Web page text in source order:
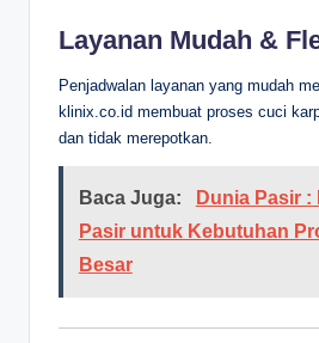
Layanan Mudah &
Penjadwalan layanan yang mudah
klinix.co.id membuat proses cuci
dan tidak merepotkan.
Baca Juga:
Dunia Pasir
Pasir untuk Kebutuhan
Besar